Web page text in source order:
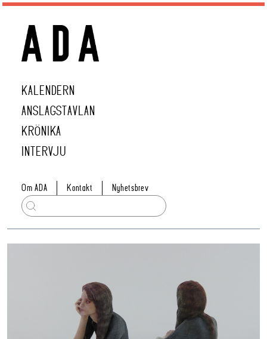
KALENDERN
ANSLAGSTAVLAN
KRÖNIKA
INTERVJU
Om ADA Kontakt Nyhetsbrev